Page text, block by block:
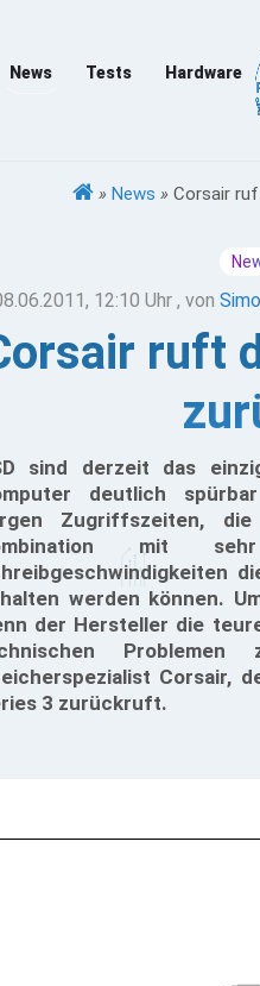
News Tests Hardware
» News » Corsair
12:10 Uhr , von
ruft
sind derzeit das
deutlich
Zugriffszeiten,
mit
werden können.
der Hersteller die
Corsair,
3 zurückruft.